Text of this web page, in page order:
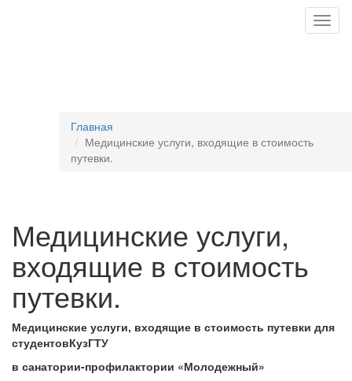
Главная
Медицинские услуги, входящие в стоимость
путевки.
Медицинские услуги,
входящие в стоимость
путевки.
Медицинские услуги, входящие в стоимость путевки для
студентовКузГТУ
в санатории-профилактории «Молодежный»